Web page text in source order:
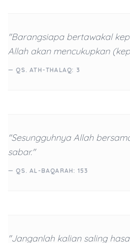
"Barangsiapa bertawakal
Allah akan mencukupkan
— QS. ATH-THALAQ: 3
"Sesungguhnya Allah
sabar."
— QS. AL-BAQARAH: 153
"Janganlah kalian saling